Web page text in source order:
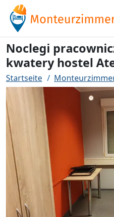
Noclegi
kwatery hostel
Startseite